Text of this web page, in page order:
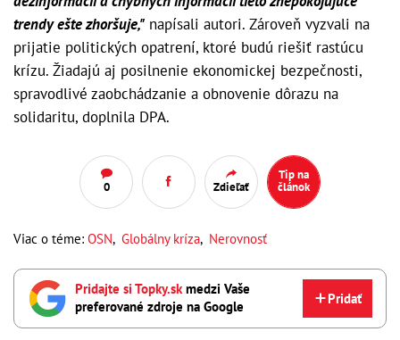
trendy ešte zhoršuje," napísali autori. Zároveň vyzvali na
prijatie politických opatrení, ktoré budú riešiť rastúcu
krízu. Žiadajú aj posilnenie ekonomickej bezpečnosti,
spravodlivé zaobchádzanie a obnovenie dôrazu na
solidaritu, doplnila DPA.
0 Zdieľať
Tip na
článok
Viac o téme: OSN, Globálny kríza, Nerovnosť
Pridajte si Topky.skmedzi Vaše
preferované zdroje na Google
Pridať